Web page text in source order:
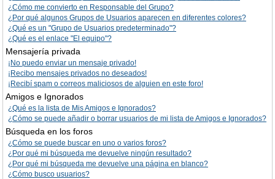
¿Cómo me convierto en Responsable del Grupo?
¿Por qué algunos Grupos de Usuarios aparecen en diferentes colores?
¿Qué es un "Grupo de Usuarios predeterminado"?
¿Qué es el enlace "El equipo"?
Mensajería privada
¡No puedo enviar un mensaje privado!
¡Recibo mensajes privados no deseados!
¡Recibí spam o correos maliciosos de alguien en este foro!
Amigos e Ignorados
¿Qué es la lista de Mis Amigos e Ignorados?
¿Cómo se puede añadir o borrar usuarios de mi lista de Amigos e Ignorados?
Búsqueda en los foros
¿Cómo se puede buscar en uno o varios foros?
¿Por qué mi búsqueda me devuelve ningún resultado?
¿Por qué mi búsqueda me devuelve una página en blanco?
¿Cómo busco usuarios?